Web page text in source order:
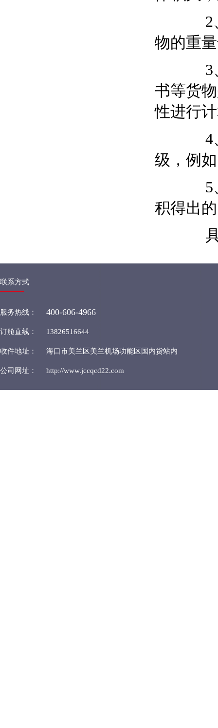
2、不
物的重
3、航
书等货
性进行
4、航
级，例
5、航
积得出
具体
联系方式
服务热线： 400-606-4966
订舱直线： 13826516644
收件地址： 海口市美兰区美兰机场功能区国内货站内
公司网址： http://www.jccqcd22.com